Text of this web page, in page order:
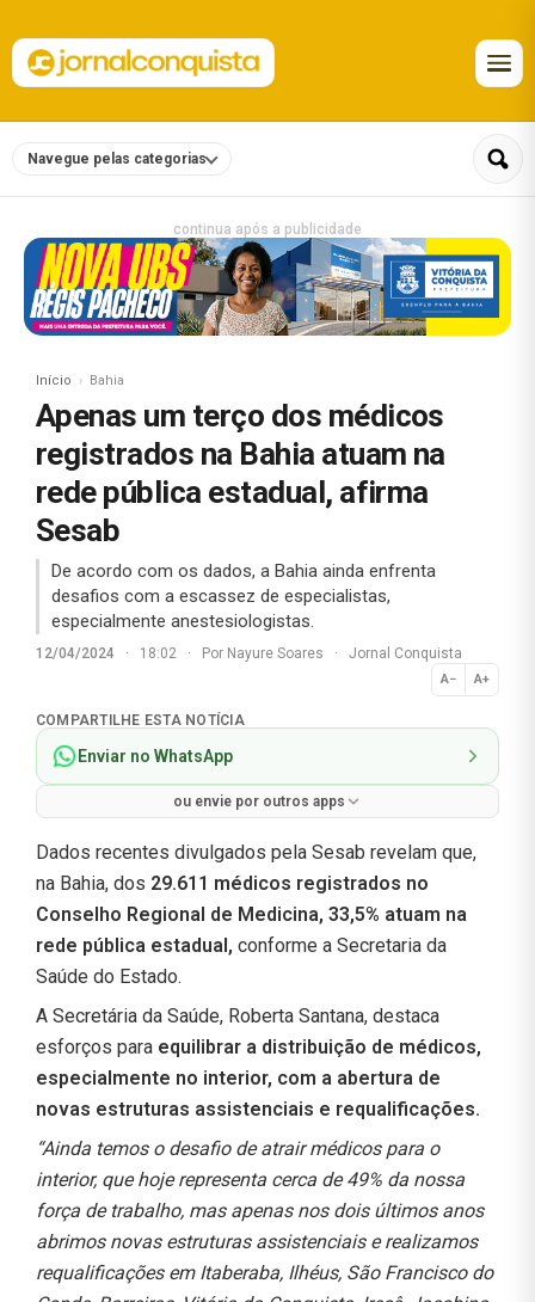
Navegue pelas categorias
continua após a publicidade
Início Bahia
Apenas um terço dos médicos
registrados na Bahia atuam na
rede pública estadual, afirma
Sesab
De acordo com os dados, a Bahia ainda enfrenta
desafios com a escassez de especialistas,
especialmente anestesiologistas.
12/04/2024 · 18:02 · Por Nayure Soares · Jornal Conquista
A− A+
Normal
COMPARTILHE ESTA NOTÍCIA
Enviar no WhatsApp
ou envie por outros apps
Dados recentes divulgados pela Sesab revelam que,
na Bahia, dos 29.611 médicos registrados no
Conselho Regional de Medicina, 33,5% atuam na
rede pública estadual, conforme a Secretaria da
Saúde do Estado.
A Secretária da Saúde, Roberta Santana, destaca
esforços para equilibrar a distribuição de médicos,
especialmente no interior, com a abertura de
novas estruturas assistenciais e requalificações.
“Ainda temos o desafio de atrair médicos para o
interior, que hoje representa cerca de 49% da nossa
força de trabalho, mas apenas nos dois últimos anos
abrimos novas estruturas assistenciais e realizamos
requalificações em Itaberaba, Ilhéus, São Francisco do